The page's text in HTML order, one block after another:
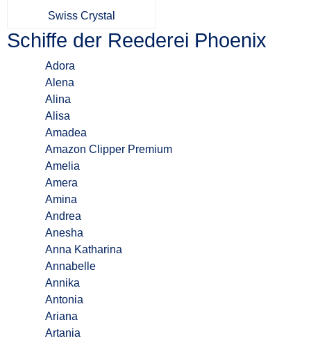
Swiss Crystal
Schiffe der Reederei Phoenix
Adora
Alena
Alina
Alisa
Amadea
Amazon Clipper Premium
Amelia
Amera
Amina
Andrea
Anesha
Anna Katharina
Annabelle
Annika
Antonia
Ariana
Artania